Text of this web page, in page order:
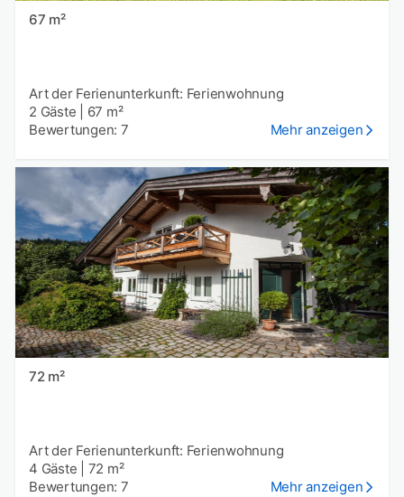
67 m²
Art der Ferienunterkunft: Ferienwohnung
2 Gäste
67 m²
Bewertungen: 7
Mehr anzeigen
72 m²
Art der Ferienunterkunft: Ferienwohnung
4 Gäste
72 m²
Bewertungen: 7
Mehr anzeigen